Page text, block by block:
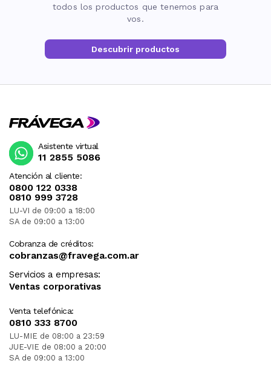
todos los productos que tenemos para
vos.
Descubrir productos
Atención al cliente:
0800 122 0338
0810 999 3728
LU-VI de 09:00 a 18:00
SA de 09:00 a 13:00
Cobranza de créditos:
cobranzas@fravega.com.ar
Servicios a empresas:
Ventas corporativas
Venta telefónica:
0810 333 8700
LU-MIE de 08:00 a 23:59
JUE-VIE de 08:00 a 20:00
SA de 09:00 a 13:00
Asistente virtual
11 2855 5086